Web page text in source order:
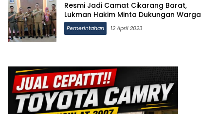
Resmi Jadi Camat Cikarang Barat,
Lukman Hakim Minta Dukungan Warga
Pemerintahan 12 April 2023